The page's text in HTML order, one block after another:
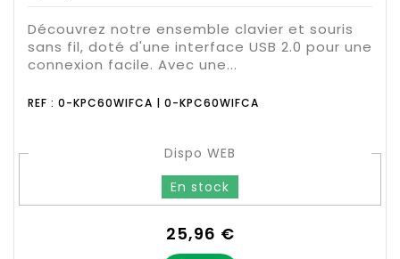
Découvrez notre ensemble clavier et souris
sans fil, doté d'une interface USB 2.0 pour une
connexion facile. Avec une...
REF : 0-KPC60WIFCA | 0-KPC60WIFCA
Dispo WEB
En stock
Prix
25,96 €